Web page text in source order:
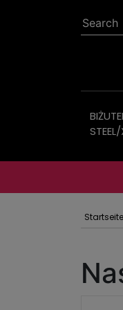
Startseite